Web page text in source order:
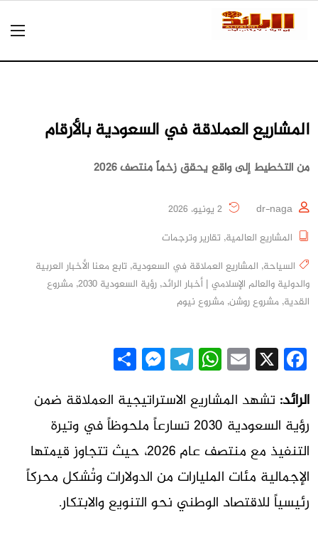
المشاريع العملاقة في السعودية بالأرقام
من التخطيط إلى واقع يحقق زخماً منتصف 2026
dr-naga
المشاريع العالمية, تقارير وترجمات
السياحة, المشاريع العملاقة في السعودية, تابع معنا الأخبار العربية
والدولية والعالم الإسلامي | أخبار الرائد, رؤية السعودية 2030 , مشروع
القدية, مشروع روشن, مشروع نيوم
Facebook
X
Email
WhatsApp
Telegram
Messenger
الرائد: تشهد المشاريع الاستراتيجية العملاقة ضمن
رؤية السعودية 2030 تسارعاً ملحوظاً في وتيرة
التنفيذ مع منتصف عام 2026، حيث تتجاوز قيمتها
الإجمالية مئات المليارات من الدولارات وتُشكل محركاً
رئيسياً للاقتصاد الوطني نحو التنويع والابتكار.